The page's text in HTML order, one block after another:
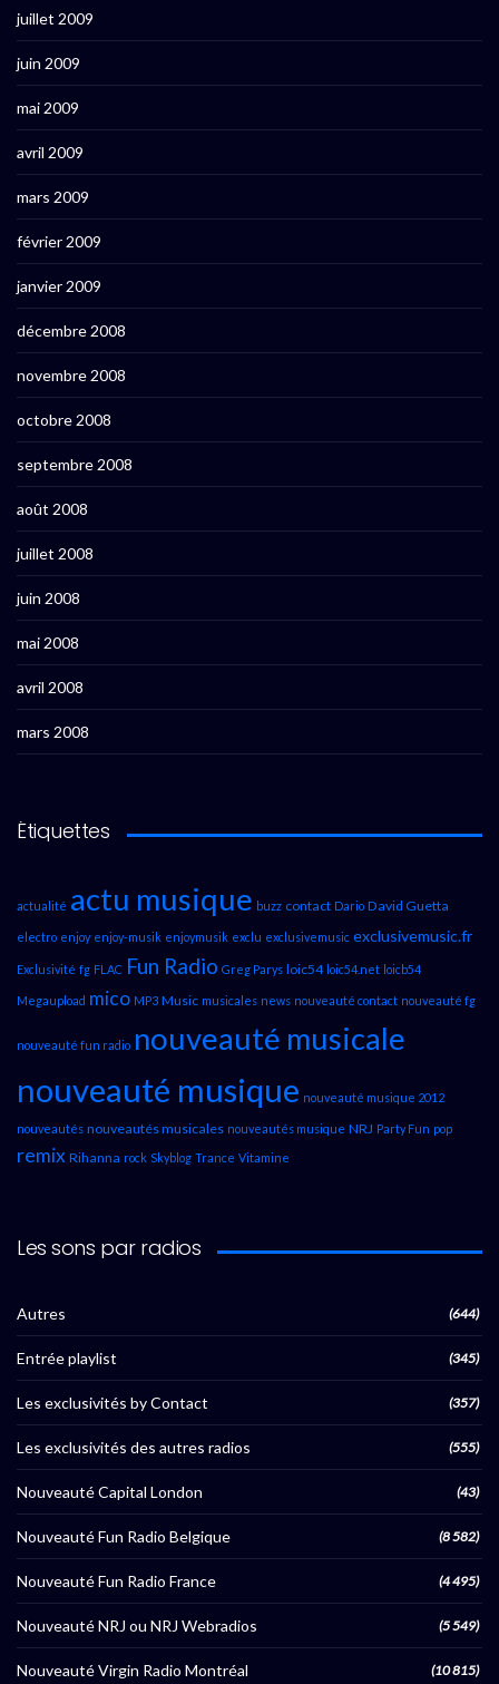
juillet 2009
juin 2009
mai 2009
avril 2009
mars 2009
février 2009
janvier 2009
décembre 2008
novembre 2008
octobre 2008
septembre 2008
août 2008
juillet 2008
juin 2008
mai 2008
avril 2008
mars 2008
Étiquettes
actualité actu musique buzz contact Dario David Guetta
electro enjoy enjoy-musik enjoymusik exclu exclusivemusic exclusivemusic.fr
Exclusivité fg FLAC Fun Radio Greg Parys loic54 loic54.net loicb54
Megaupload mico MP3 Music musicales news nouveauté contact nouveauté fg
nouveauté fun radio nouveauté musicale
nouveauté musique nouveauté musique 2012
nouveautés nouveautés musicales nouveautés musique NRJ Party Fun pop
remix Rihanna rock Skyblog Trance Vitamine
Les sons par radios
Autres (644)
Entrée playlist (345)
Les exclusivités by Contact (357)
Les exclusivités des autres radios (555)
Nouveauté Capital London (43)
Nouveauté Fun Radio Belgique (8 582)
Nouveauté Fun Radio France (4 495)
Nouveauté NRJ ou NRJ Webradios (5 549)
Nouveauté Virgin Radio Montréal (10 815)